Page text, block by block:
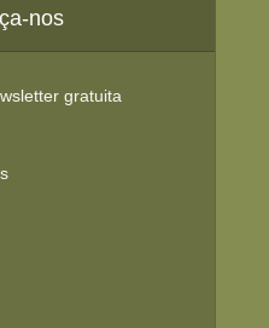
nos
gratuita